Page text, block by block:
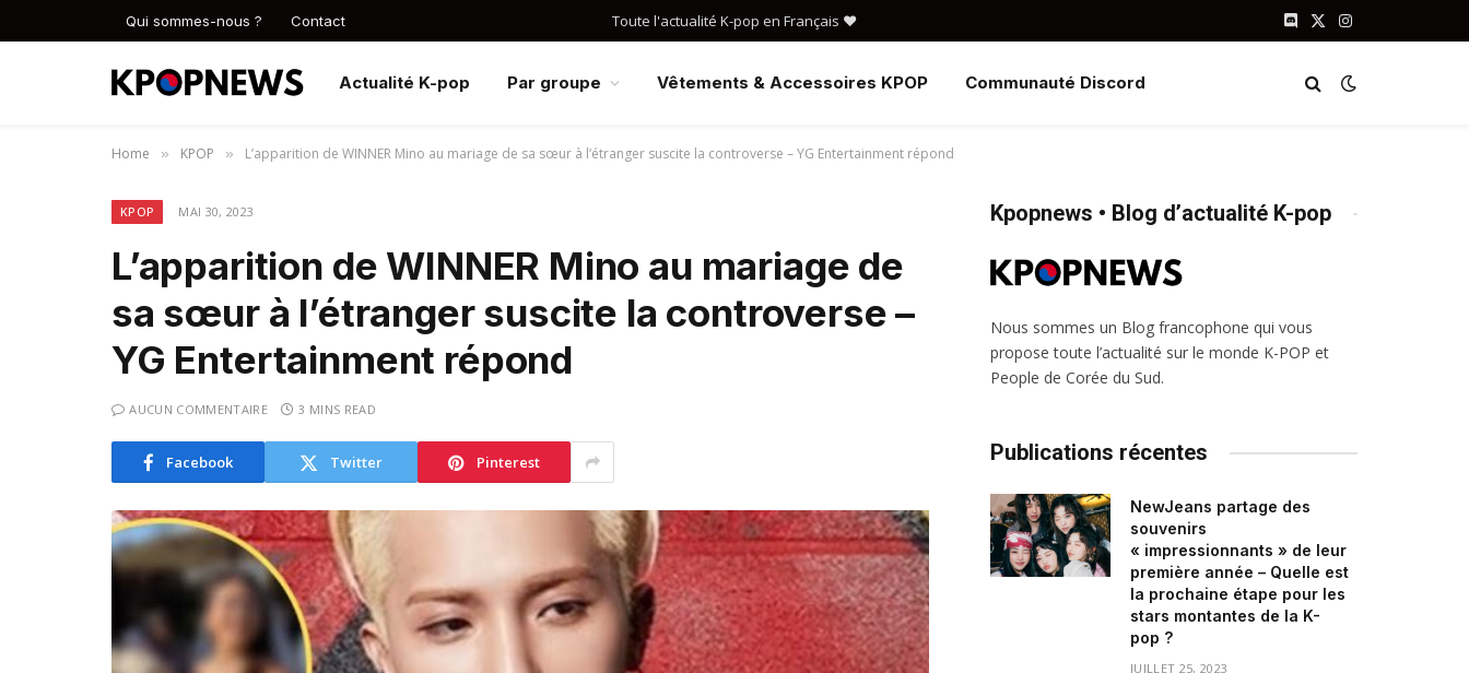
Qui sommes-nous ? Contact Toute l'actualité K-pop en Français ❤️ Discord
X
Instagram
Actualité K-pop Par groupe Vêtements & Accessoires KPOP Communauté Discord
Home » KPOP » L’apparition de WINNER Mino au mariage de sa sœur à l’étranger suscite la controverse – YG Entertainment répond
KPOP MAI 30, 2023
L’apparition de WINNER Mino au mariage de
sa sœur à l’étranger suscite la controverse –
YG Entertainment répond
AUCUN COMMENTAIRE 3 MINS READ
Facebook Twitter Pinterest
Kpopnews • Blog d’actualité K-pop
Nous sommes un Blog francophone qui vous
propose toute l’actualité sur le monde K-POP et
People de Corée du Sud.
Publications récentes
NewJeans partage des
souvenirs
« impressionnants » de leur
première année – Quelle est
la prochaine étape pour les
stars montantes de la K-
pop ?
JUILLET 25, 2023